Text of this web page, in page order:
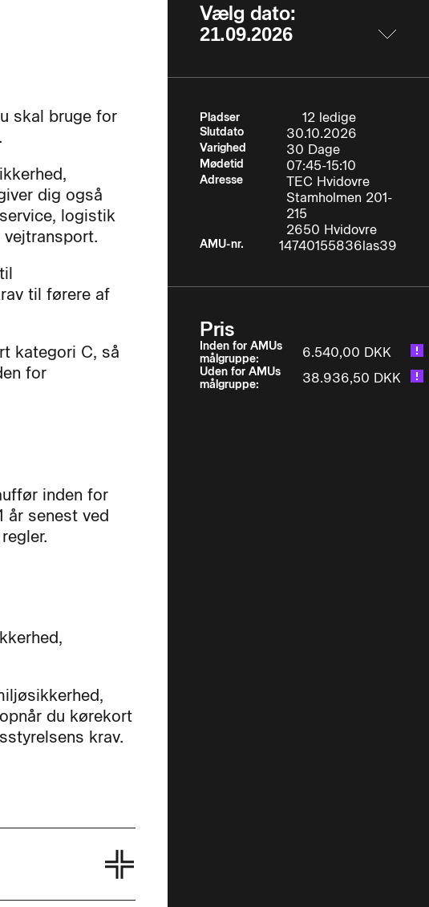
skal bruge for
dig også
logistik
til førere af
kategori C, så
for
inden for
senest ved
du kørekort
krav.
Vælg dato:
Pladser 12 ledige
Slutdato 30.10.2026
Varighed 30 Dage
Mødetid 07:45-15:10
Adresse
TEC Hvidovre
Stamholmen 201-
215
2650 Hvidovre
AMU-nr. 14740155836las39
Pris
Inden for AMUs
målgruppe:
6.540,00 DKK
Uden for AMUs
målgruppe:
38.936,50 DKK